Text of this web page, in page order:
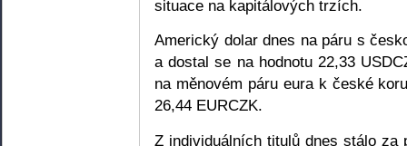
situace na kapitálových trzích.
Americký dolar dnes na páru s
a dostal se na hodnotu 22,33
na měnovém páru eura k české
26,44 EURCZK.
Z individuálních titulů dnes stálo